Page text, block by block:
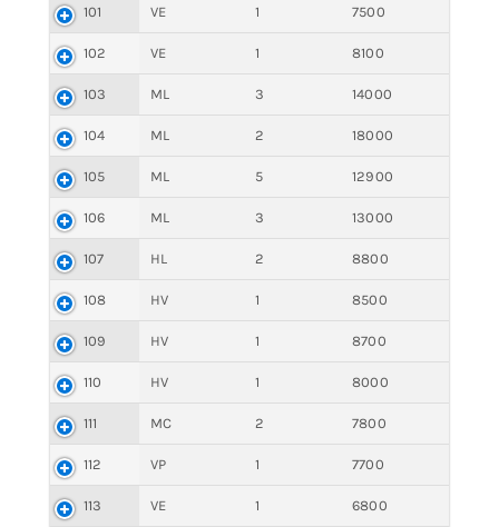
101 VE 1 7500
102 VE 1 8100
103 ML 3 14000
104 ML 2 18000
105 ML 5 12900
106 ML 3 13000
107 HL 2 8800
108 HV 1 8500
109 HV 1 8700
110 HV 1 8000
111 MC 2 7800
112 VP 1 7700
113 VE 1 6800